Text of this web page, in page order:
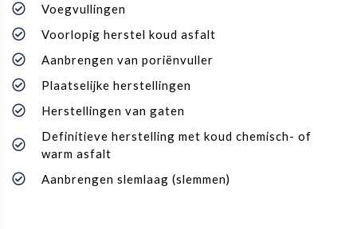
Voegvullingen
Voorlopig herstel koud asfalt
Aanbrengen van poriënvuller
Plaatselijke herstellingen
Herstellingen van gaten
Definitieve herstelling met koud chemisch- of
warm asfalt
Aanbrengen slemlaag (slemmen)